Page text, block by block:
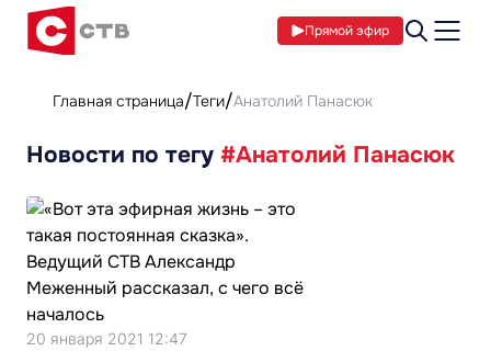
Прямой эфир
Главная страница Теги Анатолий Панасюк
Новости по тегу #Анатолий Панасюк
20 января 2021 12:47